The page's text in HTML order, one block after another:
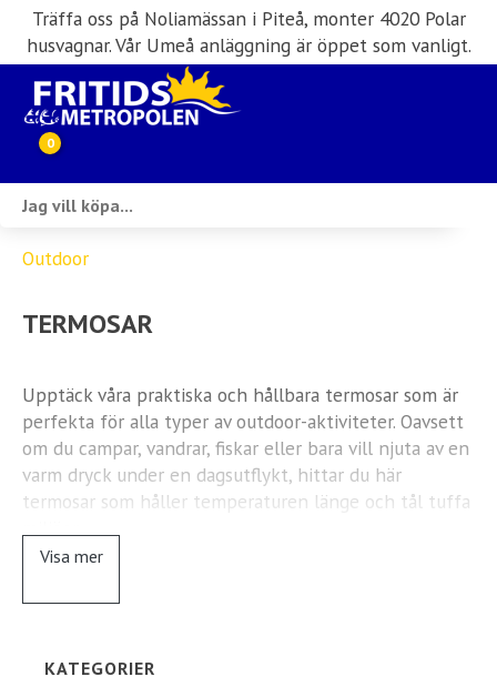
Träffa oss på Noliamässan i Piteå, monter 4020 Polar
husvagnar. Vår Umeå anläggning är öppet som vanligt.
0
Husbilsuthyrning
Verkstad
Outdoor
TERMOSAR
Upptäck våra praktiska och hållbara termosar som är
perfekta för alla typer av outdoor-aktiviteter. Oavsett
om du campar, vandrar, fiskar eller bara vill njuta av en
varm dryck under en dagsutflykt, hittar du här
termosar som håller temperaturen länge och tål tuffa
somDOMETIC
isoleringsförmåga. Dessa termosar är utformade för att
vara lätta att bära, enkla att använda och perfekta för
Visa mer
KATEGORIER